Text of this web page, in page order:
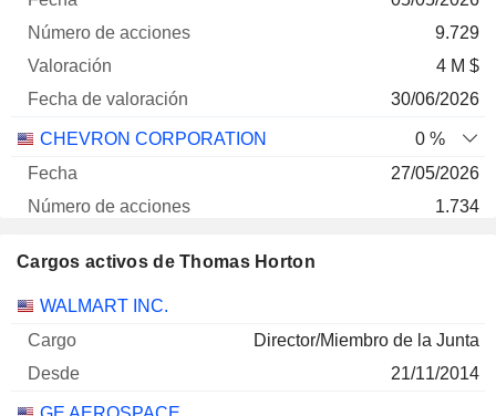
9.729
4 M $
30/06/2026
CHEVRON CORPORATION
0 %
27/05/2026
1.734
Cargos activos de Thomas Horton
Empresas Cargo
WALMART INC.
Director/Miembro de la Junta
21/11/2014